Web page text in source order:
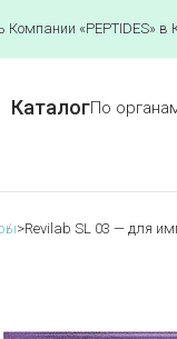
«PEPTIDES» в
КаталогПо
>Revilab SL 03 — для